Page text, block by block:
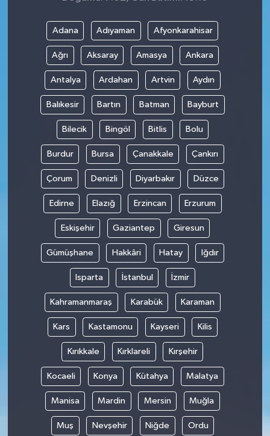
Adana Adıyaman Afyonkarahisar
Ağrı Aksaray Amasya Ankara
Antalya Ardahan Artvin Aydın
Balıkesir Bartın Batman Bayburt
Bilecik Bingöl Bitlis Bolu
Burdur Bursa Çanakkale Çankırı
Çorum Denizli Diyarbakır Düzce
Edirne Elazığ Erzincan Erzurum
Eskişehir Gaziantep Giresun
Gümüşhane Hakkâri Hatay Iğdır
Isparta İstanbul İzmir
Kahramanmaraş Karabük Karaman
Kars Kastamonu Kayseri Kilis
Kırıkkale Kırklareli Kırşehir
Kocaeli Konya Kütahya Malatya
Manisa Mardin Mersin Muğla
Muş Nevşehir Niğde Ordu